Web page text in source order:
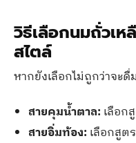
วิธีเลือกนมถั่วเห
สไตล์
หากยังเลือกไม่ถูกว่าจะ
สายคุมน้ำตาล: เลือก
สายอิ่มท้อง: เลือกสูต